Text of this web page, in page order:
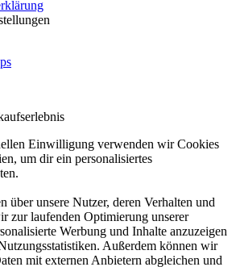
Einwilligung verwenden wir Cookies
um dir ein personalisiertes
über unsere Nutzer, deren Verhalten und
zur laufenden Optimierung unserer
Werbung und Inhalte anzuzeigen
Außerdem können wir
mit externen Anbietern abgleichen und